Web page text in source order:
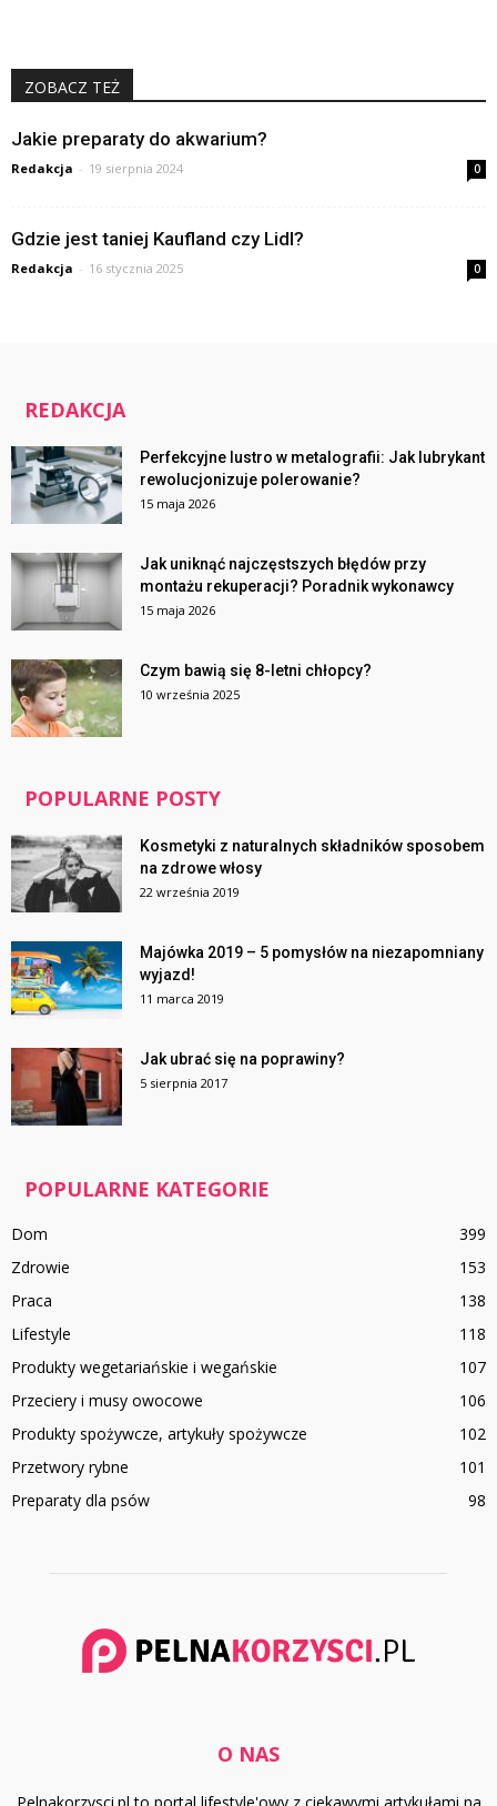
ZOBACZ TEŻ
Jakie preparaty do akwarium?
Redakcja - 19 sierpnia 2024 0
Gdzie jest taniej Kaufland czy Lidl?
Redakcja - 16 stycznia 2025 0
REDAKCJA
Perfekcyjne lustro w metalografii: Jak lubrykant
rewolucjonizuje polerowanie?
15 maja 2026
Jak uniknąć najczęstszych błędów przy
montażu rekuperacji? Poradnik wykonawcy
15 maja 2026
Czym bawią się 8-letni chłopcy?
10 września 2025
POPULARNE POSTY
Kosmetyki z naturalnych składników sposobem
na zdrowe włosy
22 września 2019
Majówka 2019 – 5 pomysłów na niezapomniany
wyjazd!
11 marca 2019
Jak ubrać się na poprawiny?
5 sierpnia 2017
POPULARNE KATEGORIE
Dom
399
Zdrowie
153
Praca
138
Lifestyle
118
Produkty wegetariańskie i wegańskie
107
Przeciery i musy owocowe
106
Produkty spożywcze, artykuły spożywcze
102
Przetwory rybne
101
Preparaty dla psów
98
O NAS